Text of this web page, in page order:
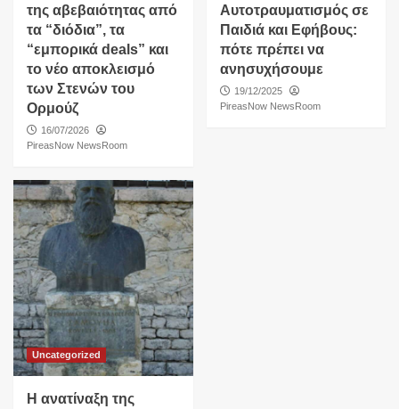
της αβεβαιότητας από
τα “διόδια”, τα
“εμπορικά deals” και
το νέο αποκλεισμό
των Στενών του
Ορμούζ
16/07/2026
PireasNow NewsRoom
Αυτοτραυματισμός σε
Παιδιά και Εφήβους:
πότε πρέπει να
ανησυχήσουμε
19/12/2025
PireasNow NewsRoom
Uncategorized
Η ανατίναξη της